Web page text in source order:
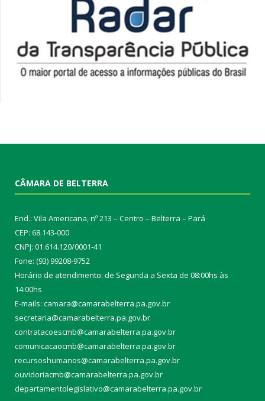
CÂMARA DE BELTERRA
End.: Vila Americana, nº 213 – Centro – Belterra – Pará
CEP: 68.143-000
CNPJ: 01.614.120/0001-41
Fone: (93) 99208-9752
Horário de atendimento: de Segunda a Sexta de 08:00hs às
14:00hs
E-mails: camara@camarabelterra.pa.gov.br
secretaria@camarabelterra.pa.gov.br
contratacoescmb@camarabelterra.pa.gov.br
comunicacaocmb@camarabelterra.pa.gov.br
recursoshumanos@camarabelterra.pa.gov.br
ouvidoriacmb@camarabelterra.pa.gov.br
departamentolegislativo@camarabelterra.pa.gov.br